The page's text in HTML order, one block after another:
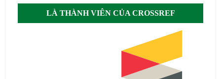
LÀ THÀNH VIÊN CỦA CROSSREF